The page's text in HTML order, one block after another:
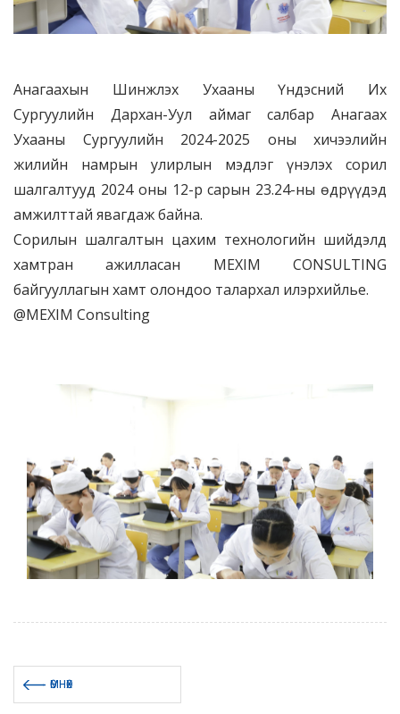
Анагаахын Шинжлэх Ухааны Үндэсний Их
Сургуулийн Дархан-Уул аймаг салбар Анагаах
Ухааны Сургуулийн 2024-2025 оны хичээлийн
жилийн намрын улирлын мэдлэг үнэлэх сорил
шалгалтууд 2024 оны 12-р сарын 23.24-ны өдрүүдэд
амжилттай явагдаж байна.
Сорилын шалгалтын цахим технологийн шийдэлд
хамтран ажилласан MEXIM CONSULTING
байгууллагын хамт олондоо талархал илэрхийлье.
@MEXIM Consulting
ӨМНӨХ